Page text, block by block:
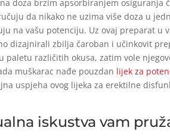
doza brzim apsorbiranjem osiguranja
da nikako ne uzima više doza u
na vašu potenciju. Uz ovaj preparat u
dizajnirali zbilja čaroban i učinkovit
različitih okusa, zatim vole
muškarac nađe pouzdan lijek za
uspjeha ovog lijeka za erektilne
iskustva vam